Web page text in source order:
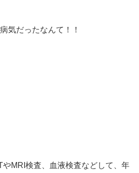
気だったなんて！！
MRI検査、血液検査などして、年